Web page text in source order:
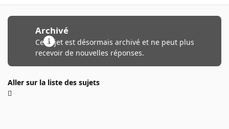
Archivé
Ce sujet est désormais archivé et ne peut plus
recevoir de nouvelles réponses.
Aller sur la liste des sujets